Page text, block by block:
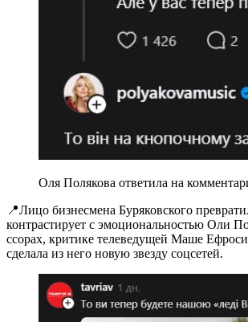
Оля Полякова ответила на
📍Лицо бизнесмена Буряковского
контрастирует с эмоциональностью Оли
ссорах, критике телеведущей Маше
сделала из него новую звезду соцсетей.